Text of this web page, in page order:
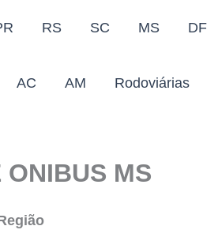
RS SC MS DF
AC AM Rodoviárias
ONIBUS MS